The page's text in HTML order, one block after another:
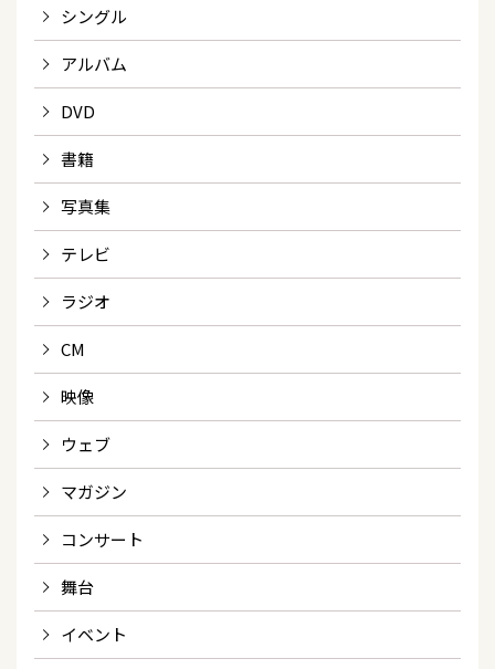
シングル
アルバム
DVD
書籍
写真集
テレビ
ラジオ
CM
映像
ウェブ
マガジン
コンサート
舞台
イベント